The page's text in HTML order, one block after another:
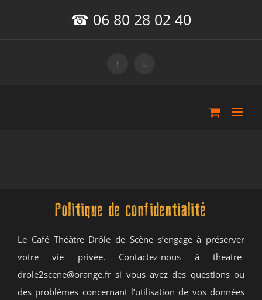
☎ 06 80 28 02 40
Facebook Instagram
Politique de confidentialité
Le Café Théâtre Drôle de Scène s’engage à préserver
votre vie privée. Contactez-nous à theatre-
drole2scene@orange.fr si vous avez des questions ou
des problèmes concernant l’utilisation de vos données